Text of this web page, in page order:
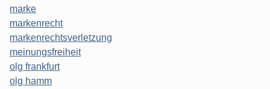
marke
markenrecht
markenrechtsverletzung
meinungsfreiheit
olg frankfurt
olg hamm